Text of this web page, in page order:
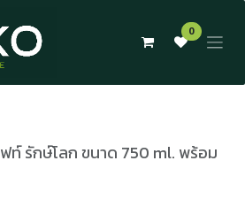
0
ท์ รักษ์โลก ขนาด 750 ml. พร้อม